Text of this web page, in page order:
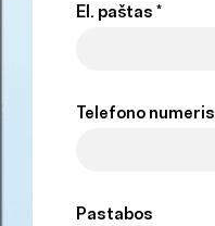
El. paštas *
Telefono numeris
Pastabos